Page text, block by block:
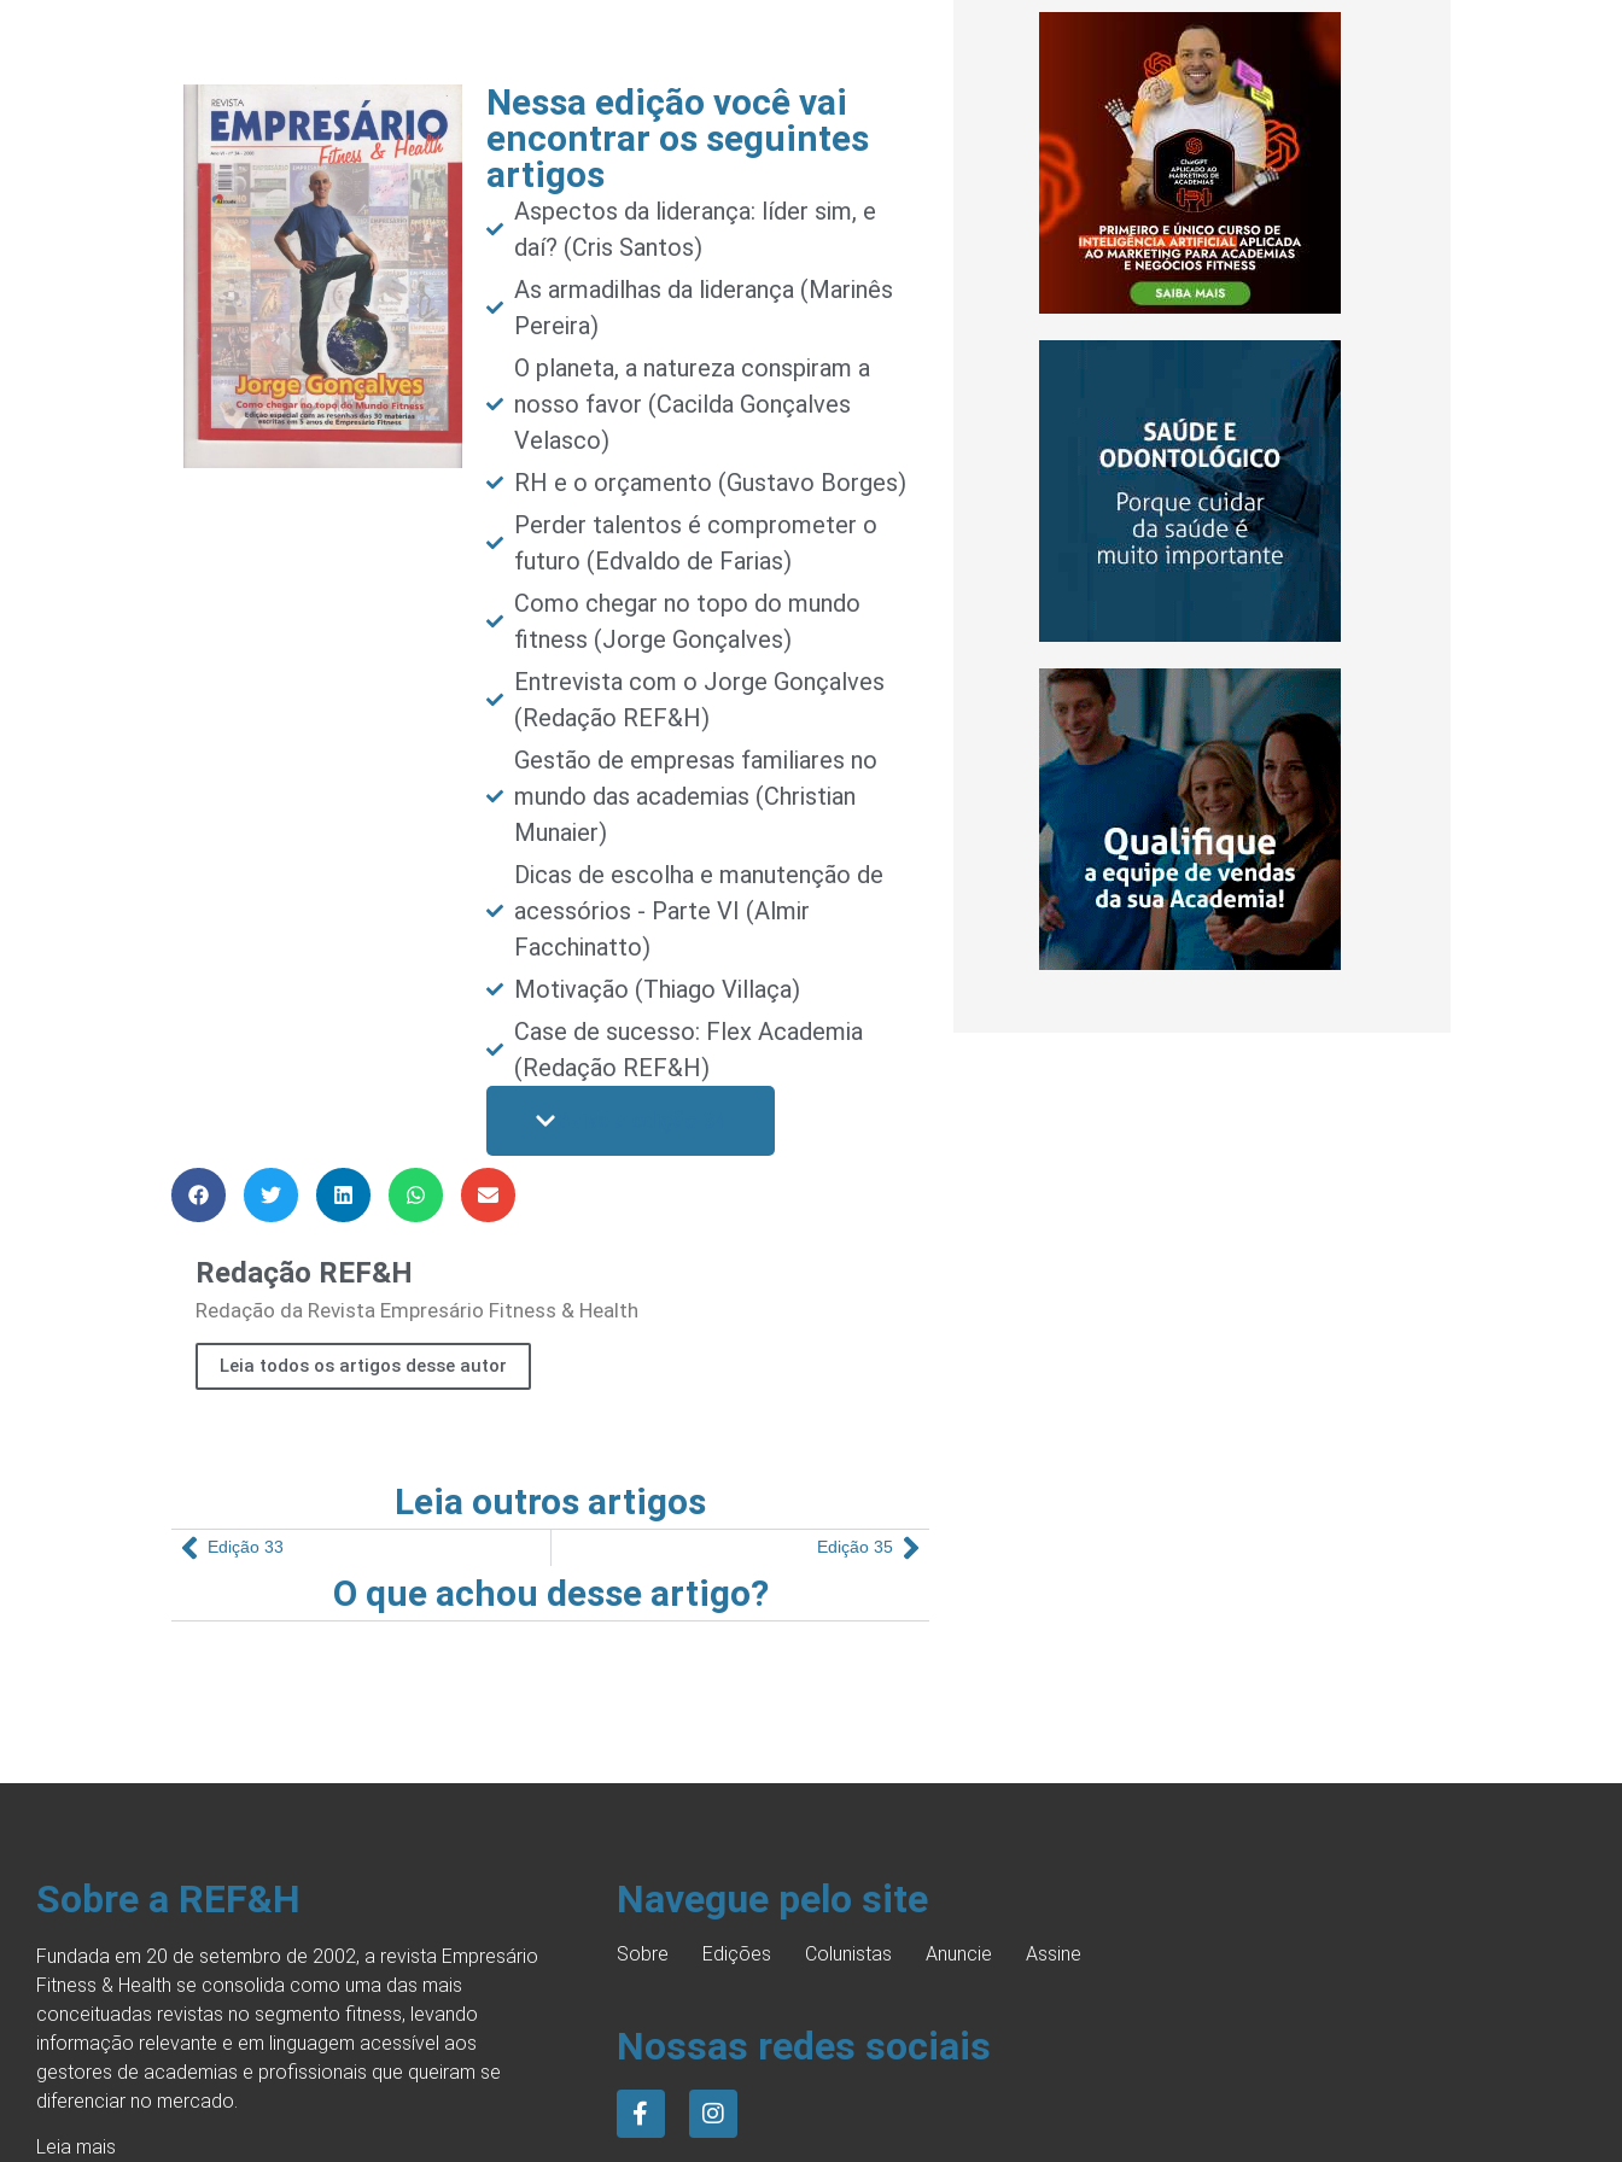
Nessa edição você vai
encontrar os seguintes
artigos
Aspectos da liderança: líder sim, e
daí? (Cris Santos)
As armadilhas da liderança (Marinês
Pereira)
O planeta, a natureza conspiram a
nosso favor (Cacilda Gonçalves
Velasco)
RH e o orçamento (Gustavo Borges)
Perder talentos é comprometer o
futuro (Edvaldo de Farias)
Como chegar no topo do mundo
fitness (Jorge Gonçalves)
Entrevista com o Jorge Gonçalves
(Redação REF&H)
Gestão de empresas familiares no
mundo das academias (Christian
Munaier)
Dicas de escolha e manutenção de
acessórios - Parte VI (Almir
Facchinatto)
Motivação (Thiago Villaça)
Case de sucesso: Flex Academia
(Redação REF&H)
Redação REF&H
Redação da Revista Empresário Fitness & Health
Leia todos os artigos desse autor
Leia outros artigos
Edição 33 Edição 35
O que achou desse artigo?
Sobre a REF&H
Fundada em 20 de setembro de 2002, a revista Empresário
Fitness & Health se consolida como uma das mais
conceituadas revistas no segmento fitness, levando
informação relevante e em linguagem acessível aos
gestores de academias e profissionais que queiram se
diferenciar no mercado.
Leia mais
Navegue pelo site
Sobre Edições Colunistas Anuncie Assine
Nossas redes sociais